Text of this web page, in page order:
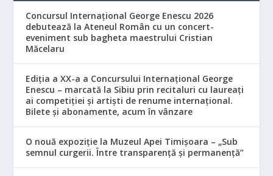
Concursul Internațional George Enescu 2026
debutează la Ateneul Român cu un concert-
eveniment sub bagheta maestrului Cristian
Măcelaru
Ediția a XX-a a Concursului Internațional George
Enescu – marcată la Sibiu prin recitaluri cu laureați
ai competiției și artiști de renume internațional.
Bilete și abonamente, acum în vânzare
O nouă expoziție la Muzeul Apei Timișoara – „Sub
semnul curgerii. Între transparență și permanență”